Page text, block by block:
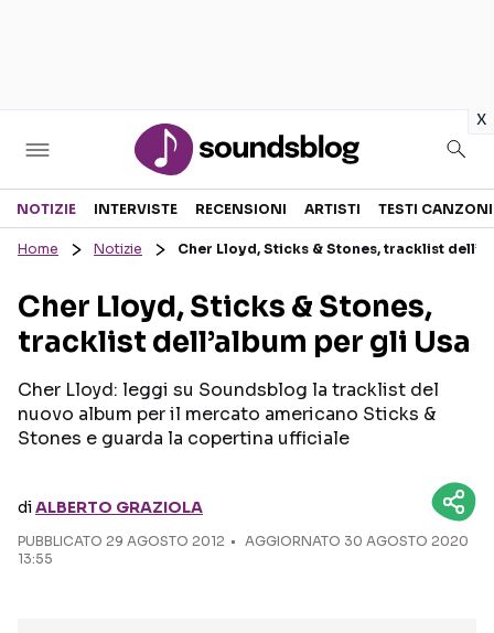
x
Sezioni
RECENSIONI MUSICALI
INTERVISTE
GOSSIP E CURIOSITÀ
TESTI CANZONI
TOUR ED EVENTI
TALENT SHOW
Seguici sui social
NOTIZIE INTERVISTE RECENSIONI ARTISTI TESTI CANZONI
Home Notizie Cher Lloyd, Sticks & Stones, tracklist
Cher Lloyd, Sticks & Stones,
tracklist dell’album per gli Usa
Cher Lloyd: leggi su Soundsblog la tracklist del
nuovo album per il mercato americano Sticks &
Stones e guarda la copertina ufficiale
diALBERTO GRAZIOLA
PUBBLICATO 29 AGOSTO 2012
AGGIORNATO 30 AGOSTO 2020
13:55